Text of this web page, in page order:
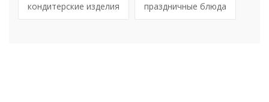
кондитерские изделия праздничные блюда